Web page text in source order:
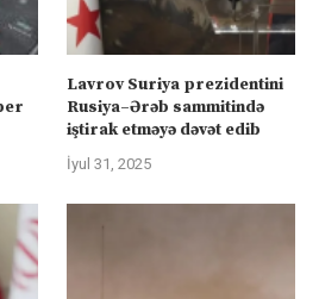
Lavrov Suriya prezidentini
Rusiya–Ərəb sammitində
iştirak etməyə dəvət edib
İyul 31, 2025